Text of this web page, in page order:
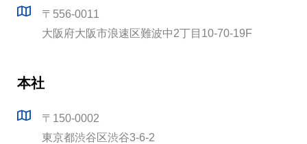
〒556-0011
大阪府大阪市浪速区難波中2丁目10-70-19F
本社
〒150-0002
東京都渋谷区渋谷3-6-2